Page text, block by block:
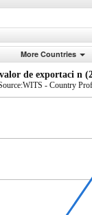
More Countries
de exportaci n
- Country